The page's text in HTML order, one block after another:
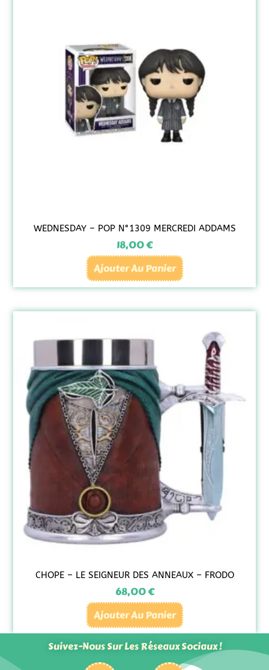
WEDNESDAY – POP N°1309 MERCREDI ADDAMS
18,00€
Ajouter Au Panier
CHOPE – LE SEIGNEUR DES ANNEAUX – FRODO
68,00€
Ajouter Au Panier
Suivez-Nous Sur Les Réseaux Sociaux !